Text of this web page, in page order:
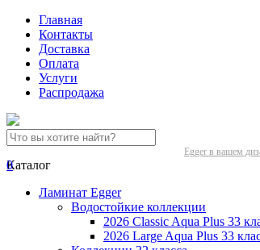
Главная
Контакты
Доставка
Оплата
Услуги
Распродажа
Egger в вашем
0
Каталог
Ламинат Egger
Водостойкие коллекции
2026 Classic Aqua Plus 33
2026 Large Aqua Plus 33